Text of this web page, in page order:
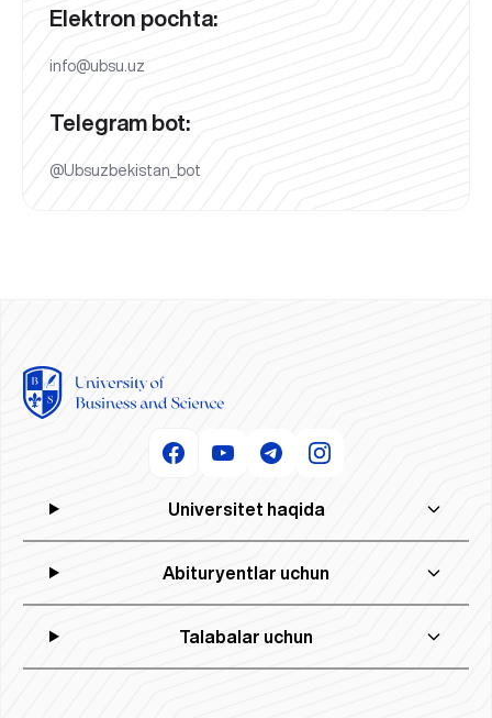
Elektron pochta:
info@ubsu.uz
Telegram bot:
@Ubsuzbekistan_bot
Universitet haqida
Abituryentlar uchun
Talabalar uchun